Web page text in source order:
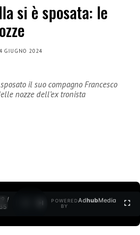
si è sposata: le
GIUGNO 2024
il suo compagno Francesco
nozze dell’ex tronista
/
POWERED
BY
AdhubMedia